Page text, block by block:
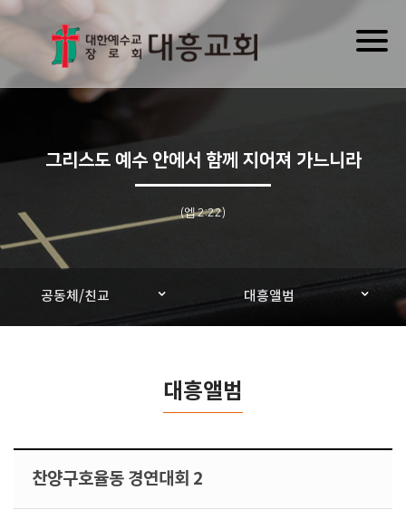
그리스도 예수 안에서 함께 지어져 가느니라
(엡 2:22)
공동체/친교 대흥앨범
대흥앨범
찬양구호율동 경연대회 2